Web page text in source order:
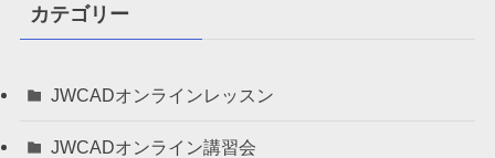
カテゴリー
JWCADオンラインレッスン
JWCADオンライン講習会